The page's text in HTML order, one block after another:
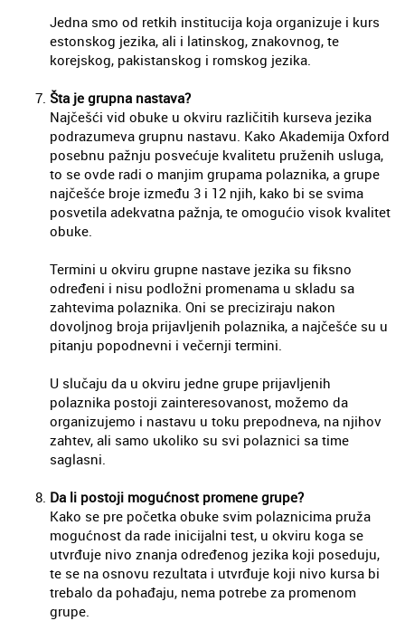
Jedna smo od retkih institucija koja organizuje i kurs
estonskog jezika, ali i latinskog, znakovnog, te
korejskog, pakistanskog i romskog jezika.
Šta je grupna nastava?
Najčešći vid obuke u okviru različitih kurseva jezika
podrazumeva grupnu nastavu. Kako Akademija Oxford
posebnu pažnju posvećuje kvalitetu pruženih usluga,
to se ovde radi o manjim grupama polaznika, a grupe
najčešće broje između 3 i 12 njih, kako bi se svima
posvetila adekvatna pažnja, te omogućio visok kvalitet
obuke.
Termini u okviru grupne nastave jezika su fiksno
određeni i nisu podložni promenama u skladu sa
zahtevima polaznika. Oni se preciziraju nakon
dovoljnog broja prijavljenih polaznika, a najčešće su u
pitanju popodnevni i večernji termini.
U slučaju da u okviru jedne grupe prijavljenih
polaznika postoji zainteresovanost, možemo da
organizujemo i nastavu u toku prepodneva, na njihov
zahtev, ali samo ukoliko su svi polaznici sa time
saglasni.
Da li postoji mogućnost promene grupe?
Kako se pre početka obuke svim polaznicima pruža
mogućnost da rade inicijalni test, u okviru koga se
utvrđuje nivo znanja određenog jezika koji poseduju,
te se na osnovu rezultata i utvrđuje koji nivo kursa bi
trebalo da pohađaju, nema potrebe za promenom
grupe.